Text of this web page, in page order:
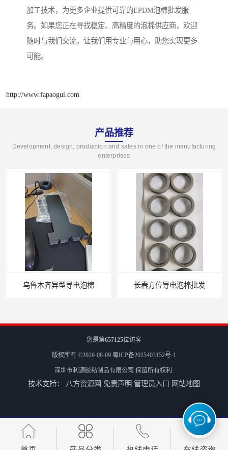
加工技术，为更多企业提供可靠的EPDM泡棉批发服
务。如果您正在寻找稳定、高精度的泡棉供应商，欢迎
随时与我们交流，让我们用专业与用心，助您实现更多
可能。
http://www.fapaogui.com
产品推荐
Development, design, production and sales in one of the manufacturing
enterprises
乌鲁木齐异型导电泡棉 长春方位导电泡棉批发
银川亮面液态发泡硅胶垫片定制
您是第657125位访客
版权所有 ©2026-08-09 粤ICP备2025403152号-1
深圳市利源胶粘制品有限公司 保留所有权利.
技术支持： 八方资源网 免责声明 管理员入口 网站地图